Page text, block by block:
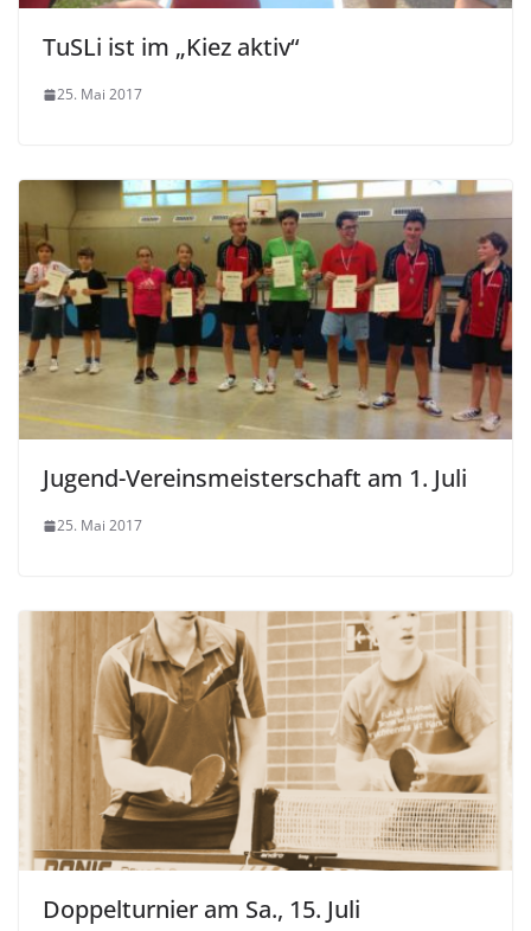
TuSLi ist im „Kiez aktiv“
25. Mai 2017
Jugend-Vereinsmeisterschaft am 1. Juli
25. Mai 2017
Doppelturnier am Sa., 15. Juli